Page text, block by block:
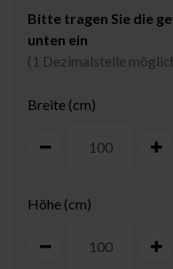
Bitte tragen Sie die
unten ein
(1 Dezimalstelle
Breite (cm)
Höhe (cm)